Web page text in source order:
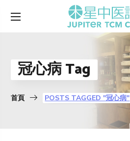
冠心病 Tag
首頁 POSTS TAGGED "冠心病"